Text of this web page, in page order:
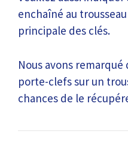
enchaîné au
principale des clés.
Nous avons remarqué
porte-clefs sur un
chances de le